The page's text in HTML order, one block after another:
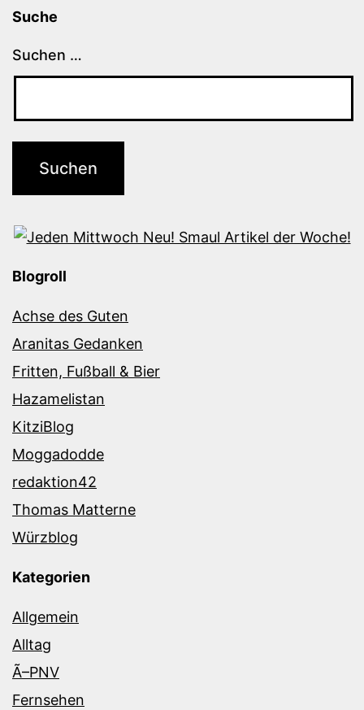
Suche
Suchen …
Blogroll
Achse des Guten
Aranitas Gedanken
Fritten, Fußball & Bier
Hazamelistan
KitziBlog
Moggadodde
redaktion42
Thomas Matterne
Würzblog
Kategorien
Allgemein
Alltag
Ã–PNV
Fernsehen